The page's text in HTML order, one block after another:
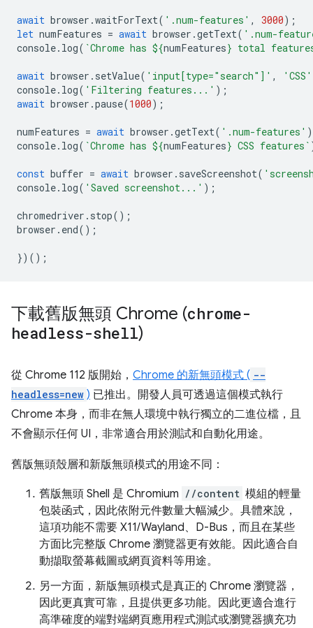
await browser .waitForText( '.num-features' , 3000);
let numFeatures = await browser .getText( '.num-
console. log( `Chrome has ${numFeatures} total
await browser . setValue( 'input[type="search"]' , 'CSS'
console. log( 'Filtering features...' );
await browser .pause(1000);
numFeatures = await browser .getText( '.num-features'
console. log( `Chrome has ${numFeatures} CSS features`
const buffer = await browser . saveScreenshot(
console. log( 'Saved screenshot...' );
chromedriver . stop();
browser . end();
})();
下載舊版無頭 Chrome (chrome-
headless-shell)
從 Chrome 112 版開始， Chrome 的新無頭模式 ( --
headless=new ) 已推出。開發人員可透過這個模式執行
Chrome 本身，而非在無人環境中執行獨立的二進位檔，且
不會顯示任何 UI，非常適合用於測試和自動化用途。
舊版無頭殼層和新版無頭模式的用途不同：
舊版無頭 Shell 是 Chromium //content 模組的輕量
包裝函式，因此依附元件數量大幅減少。具體來說，
這項功能不需要 X11/Wayland、D-Bus，而且在某些
方面比完整版 Chrome 瀏覽器更有效能。因此適合自
動擷取螢幕截圖或網頁資料等用途。
另一方面，新版無頭模式是真正的 Chrome 瀏覽器，
因此更真實可靠，且提供更多功能。因此更適合進行
高準確度的端對端網頁應用程式測試或瀏覽器擴充功